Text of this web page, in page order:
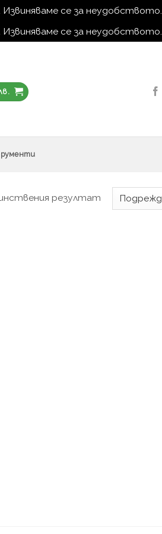
Извиняваме се за неудобството.
Извиняваме се за неудобството.
резултат